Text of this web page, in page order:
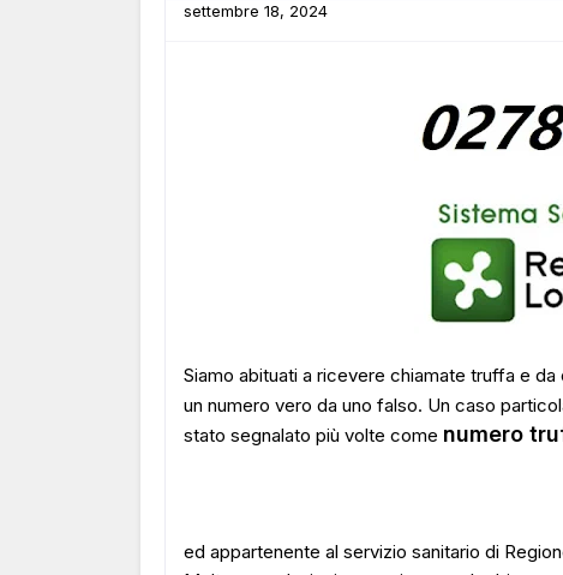
settembre 18, 2024
Siamo abituati a ricevere chiamate truffa e
un numero vero da uno falso. Un caso
stato segnalato più volte come numero
ed appartenente al servizio sanitario di